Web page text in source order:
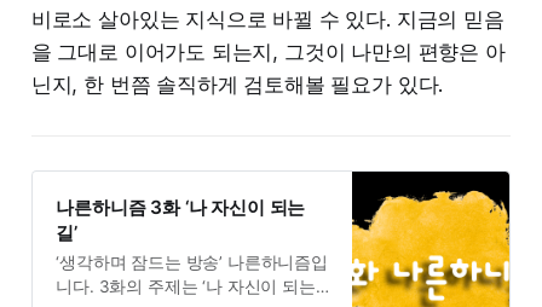
비로소 살아있는 지식으로 바뀔 수 있다. 지금의 믿음
을 그대로 이어가도 되는지, 그것이 나만의 편향은 아
닌지, 한 번쯤 솔직하게 검토해볼 필요가 있다.
나른하니즘 3화 ‘나 자신이 되는
길’
‘생각하며 잠드는 방송’ 나른하니즘입
니다. 3화의 주제는 ‘나 자신이 되는